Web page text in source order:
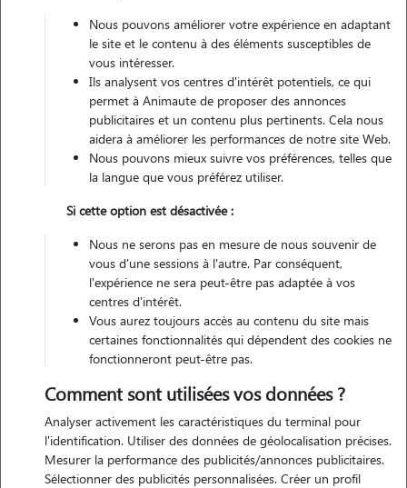
Véhiculé
Contacter
L'envoi d'une demande est sans engagement
Motivation
Nous pouvons améliorer votre expérience en adaptant
le site et le contenu à des éléments susceptibles de
vous intéresser.
Ils analysent vos centres d'intérêt potentiels, ce qui
permet à Animaute de proposer des annonces
publicitaires et un contenu plus pertinents. Cela nous
aidera à améliorer les performances de notre site Web.
Nous pouvons mieux suivre vos préférences, telles que
la langue que vous préférez utiliser.
Si cette option est désactivée :
Nous ne serons pas en mesure de nous souvenir de
vous d'une sessions à l'autre. Par conséquent,
l'expérience ne sera peut-être pas adaptée à vos
centres d'intérêt.
Vous aurez toujours accès au contenu du site mais
certaines fonctionnalités qui dépendent des cookies ne
fonctionneront peut-être pas.
Comment sont utilisées vos données ?
Analyser activement les caractéristiques du terminal pour
l'identification. Utiliser des données de géolocalisation précises.
Mesurer la performance des publicités/annonces publicitaires.
Sélectionner des publicités personnalisées. Créer un profil